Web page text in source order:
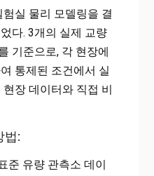
실 물리 모델링을 결
다. 3개의 실제 교량
기준으로, 각 현장에
통제된 조건에서 실
장 데이터와 직접 비
법:
준 유량 관측소 데이